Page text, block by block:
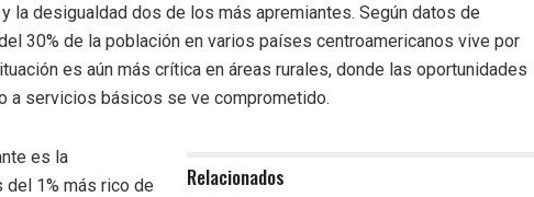
la desigualdad dos de los más apremiantes. Según datos de
30% de la población en varios países centroamericanos vive por
es aún más crítica en áreas rurales, donde las oportunidades
a servicios básicos se ve comprometido.
Relacionados
es la
del 1% más rico de